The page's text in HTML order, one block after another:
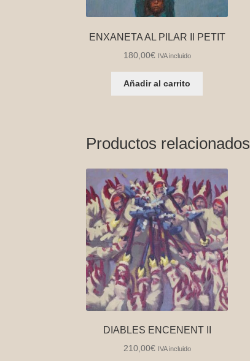
ENXANETA AL PILAR II PETIT
180,00€ IVA incluido
Añadir al carrito
Productos relacionados
DIABLES ENCENENT II
210,00€ IVA incluido